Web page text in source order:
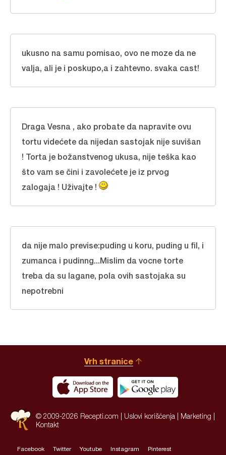
ukusno na samu pomisao, ovo ne moze da ne
valja, ali je i poskupo,a i zahtevno. svaka cast!
Draga Vesna , ako probate da napravite ovu
tortu videćete da nijedan sastojak nije suvišan
! Torta je božanstvenog ukusa, nije teška kao
što vam se čini i zavolećete je iz prvog
zalogaja ! Uživajte !
da nije malo previse:puding u koru, puding u fil, i
zumanca i pudinng...Mislim da vocne torte
treba da su lagane, pola ovih sastojaka su
nepotrebni
Vrh stranice
© 2009-2026 Recepti.com | Uslovi korišćenja Marketing
Kontakt
Facebook Twitter Youtube Instagram Pinterest